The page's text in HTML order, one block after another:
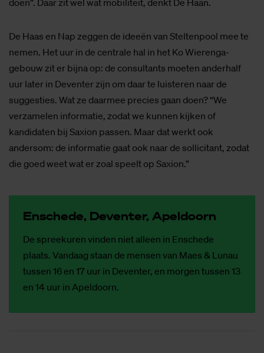
De Haas en Nap zeggen de ideeën van Steltenpool mee te
nemen. Het uur in de centrale hal in het Ko Wierenga-
gebouw zit er bijna op: de consultants moeten anderhalf
uur later in Deventer zijn om daar te luisteren naar de
suggesties. Wat ze daarmee precies gaan doen? “We
verzamelen informatie, zodat we kunnen kijken of
kandidaten bij Saxion passen. Maar dat werkt ook
andersom: de informatie gaat ook naar de sollicitant, zodat
die goed weet wat er zoal speelt op Saxion.”
En­sche­de, De­ven­ter, Apel­doorn
De spreekuren vinden niet alleen in Enschede
plaats. Vandaag staan de mensen van Maes & Lunau
tussen 16 en 17 uur in Deventer, en morgen tussen 13
en 14 uur in Apeldoorn.